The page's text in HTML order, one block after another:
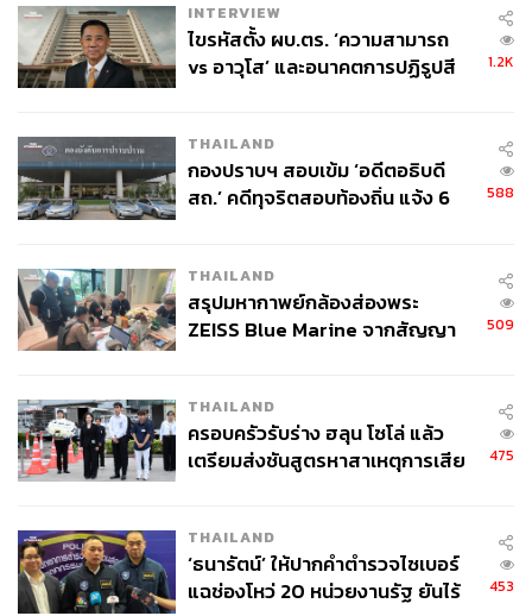
คว้ารางวัล แต่คือการสะท้อนถึงพลังของทีมการตลาด CIMB
THAI ที่กล้าคิด กล้าทำ และท้าทายกรอบเดิม ๆ และมุ่งพัฒนา
อย่างต่อเนื่อง เพื่อสร้างสิ่งใหม่ที่มีคุณค่า เราภูมิใจในทุกก้าว
เข้าถึงทางการเงินให้กับทุกคน”
ความสำเร็จในปีนี้สะท้อนบทบาทของ ธนาคาร ซีไอเอ็มบี
ไทย ในฐานะผู้นำด้าน Wealth และ Digital Banking ซึ่งเป็น
INTERVIEW
ไขรหัสตั้ง ผบ.ตร. ‘ความสามารถ
vs อาวุโส’ และอนาคตการปฏิรูปสี
1.2K
THAILAND
กองปราบฯ สอบเข้ม ‘อดีตอธิบดี
สถ.’ คดีทุจริตสอบท้องถิ่น แจ้ง 6
588
THAILAND
สรุปมหากาพย์กล้องส่องพระ
ZEISS Blue Marine จากสัญญา
จ่ายหนี้-แอบระบุแบรนด์
509
THAILAND
ครอบครัวรับร่าง ฮลุน โซโล่ แล้ว
เตรียมส่งชันสูตรหาสาเหตุการเสีย
475
THAILAND
‘ธนารัตน์’ ให้ปากคำตำรวจไซเบอร์
แฉช่องโหว่ 20 หน่วยงานรัฐ ยันไร้
453